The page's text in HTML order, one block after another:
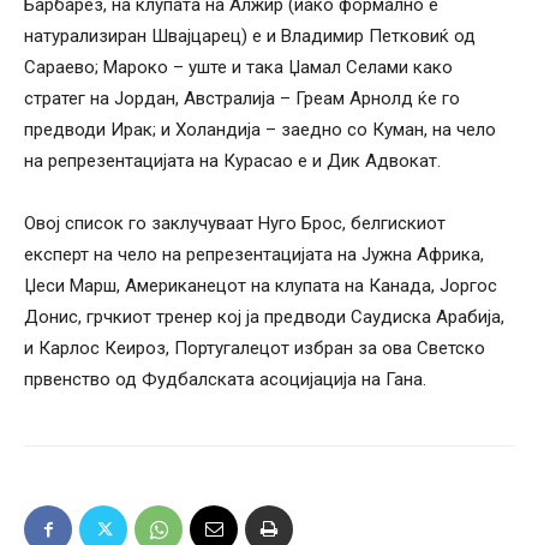
Барбарез, на клупата на Алжир (иако формално е
натурализиран Швајцарец) е и Владимир Петковиќ од
Сараево; Мароко – уште и така Џамал Селами како
стратег на Јордан, Австралија – Греам Арнолд ќе го
предводи Ирак; и Холандија – заедно со Куман, на чело
на репрезентацијата на Курасао е и Дик Адвокат.
Овој список го заклучуваат Нуго Брос, белгискиот
експерт на чело на репрезентацијата на Јужна Африка,
Џеси Марш, Американецот на клупата на Канада, Јоргос
Донис, грчкиот тренер кој ја предводи Саудиска Арабија,
и Карлос Кеироз, Португалецот избран за ова Светско
првенство од Фудбалската асоцијација на Гана.